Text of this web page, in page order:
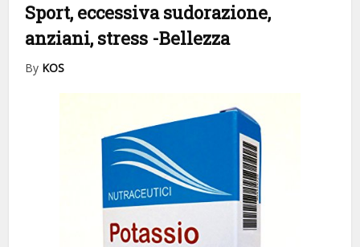
Sport, eccessiva sudorazione,
anziani, stress -Bellezza
By KOS